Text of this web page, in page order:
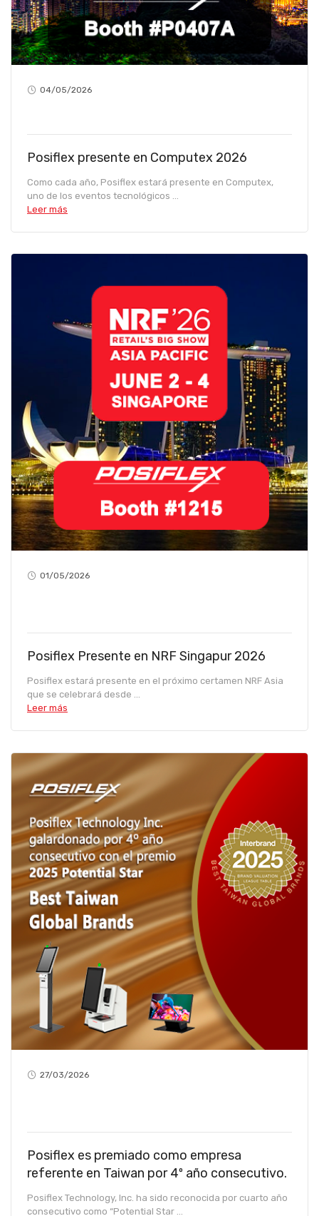
04/05/2026
Posiflex presente en Computex 2026
Como cada año, Posiflex estará presente en Computex,
uno de los eventos tecnológicos ...
Leer más
01/05/2026
Posiflex Presente en NRF Singapur 2026
Posiflex estará presente en el próximo certamen NRF Asia
que se celebrará desde ...
Leer más
27/03/2026
Posiflex es premiado como empresa
referente en Taiwan por 4º año consecutivo.
Posiflex Technology, Inc. ha sido reconocida por cuarto año
consecutivo como “Potential Star ...